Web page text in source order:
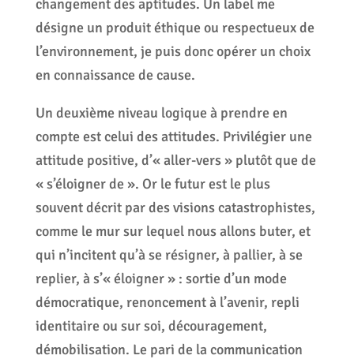
changement des aptitudes. Un label me
désigne un produit éthique ou respectueux de
l’environnement, je puis donc opérer un choix
en connaissance de cause.
Un deuxième niveau logique à prendre en
compte est celui des attitudes. Privilégier une
attitude positive, d’« aller-vers » plutôt que de
« s’éloigner de ». Or le futur est le plus
souvent décrit par des visions catastrophistes,
comme le mur sur lequel nous allons buter, et
qui n’incitent qu’à se résigner, à pallier, à se
replier, à s’« éloigner » : sortie d’un mode
démocratique, renoncement à l’avenir, repli
identitaire ou sur soi, découragement,
démobilisation. Le pari de la communication